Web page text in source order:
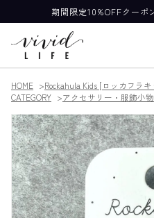
期間限定10%OFFクーポ
HOME
Rockahula Kids [ロッカフラ
CATEGORY
アクセサリー・服飾小物